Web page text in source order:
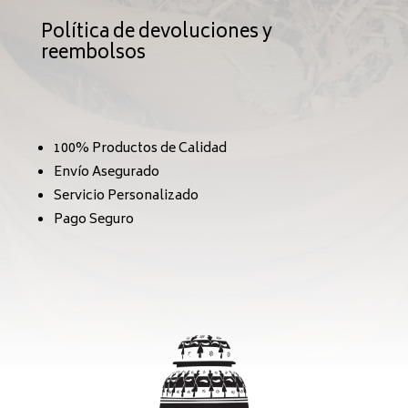
Política de devoluciones y
reembolsos
100% Productos de Calidad
Envío Asegurado
Servicio Personalizado
Pago Seguro